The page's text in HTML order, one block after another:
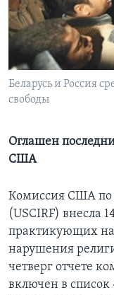
Learning English
СОЦИАЛЬНЫЕ СЕТИ
Беларусь и Россия
свободы
Оглашен
США
Комиссия США по
(USCIRF) внесла
практикующих
нарушения
четверг отчете
включен в список